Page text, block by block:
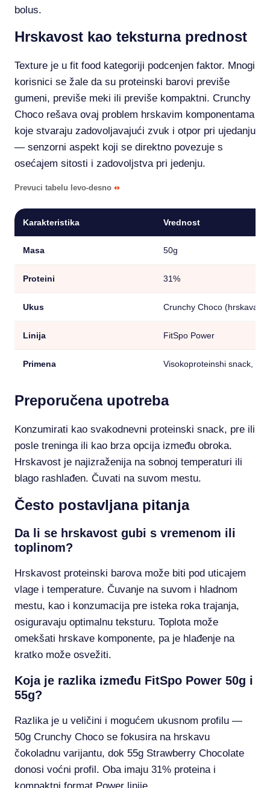
bolus.
Hrskavost kao teksturna prednost
Texture je u fit food kategoriji podcenjen faktor. Mnogi
korisnici se žale da su proteinski barovi previše
gumeni, previše meki ili previše kompaktni. Crunchy
Choco rešava ovaj problem hrskavim komponentama
koje stvaraju zadovoljavajući zvuk i otpor pri ujedanju
— senzorni aspekt koji se direktno povezuje s
osećajem sitosti i zadovoljstva pri jedenju.
Prevuci tabelu levo-desno
Karakteristika Vrednost
Masa 50g
Proteini 31%
Ukus Crunchy Choco (hrskava
Linija FitSpo Power
Primena Visokoproteinshi snack,
Preporučena upotreba
Konzumirati kao svakodnevni proteinski snack, pre ili
posle treninga ili kao brza opcija između obroka.
Hrskavost je najizraženija na sobnoj temperaturi ili
blago rashlađen. Čuvati na suvom mestu.
Često postavljana pitanja
Da li se hrskavost gubi s vremenom ili
toplinom?
Hrskavost proteinski barova može biti pod uticajem
vlage i temperature. Čuvanje na suvom i hladnom
mestu, kao i konzumacija pre isteka roka trajanja,
osiguravaju optimalnu teksturu. Toplota može
omekšati hrskave komponente, pa je hlađenje na
kratko može osvežiti.
Koja je razlika između FitSpo Power 50g i
55g?
Razlika je u veličini i mogućem ukusnom profilu —
50g Crunchy Choco se fokusira na hrskavu
čokoladnu varijantu, dok 55g Strawberry Chocolate
donosi voćni profil. Oba imaju 31% proteina i